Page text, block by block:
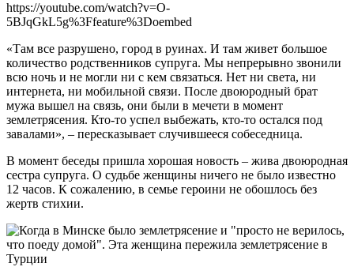
https://youtube.com/watch?v=O-
5BJqGkL5g%3Ffeature%3Doembed
«Там все разрушено, город в руинах. И там живет большое
количество родственников супруга. Мы непрерывно звонили
всю ночь и не могли ни с кем связаться. Нет ни света, ни
интернета, ни мобильной связи. После двоюродный брат
мужа вышел на связь, они были в мечети в момент
землетрясения. Кто-то успел выбежать, кто-то остался под
завалами», – пересказывает случившееся собеседница.
В момент беседы пришла хорошая новость – жива двоюродная
сестра супруга. О судьбе женщины ничего не было известно
12 часов. К сожалению, в семье героини не обошлось без
жертв стихии.